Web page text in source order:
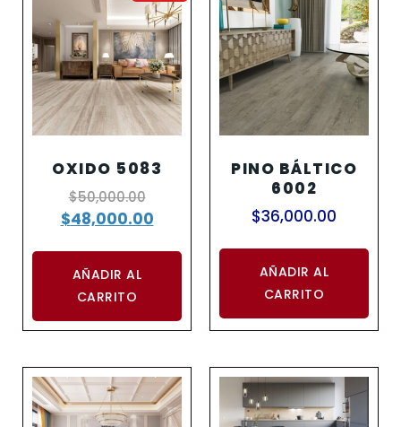
OXIDO 5083
$50,000.00
$48,000.00
AÑADIR AL
CARRITO
PINO BÁLTICO
6002
$36,000.00
AÑADIR AL
CARRITO